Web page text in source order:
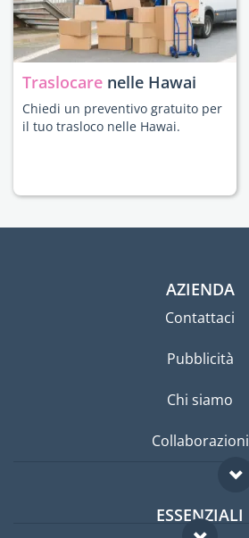
Traslocare nelle Hawai
Chiedi un preventivo gratuito per
il tuo trasloco nelle Hawai.
AZIENDA
Contattaci
Pubblicità
Chi siamo
Collaborazioni
ESSENZIALI